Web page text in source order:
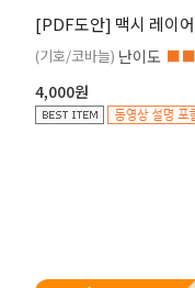
[PDF도안] 맥시 레이
(기호/코바늘) 난이도
4,000원